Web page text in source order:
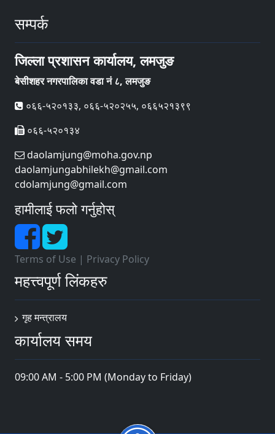
सम्पर्क
जिल्ला प्रशासन कार्यालय, लमजुङ
बेसीशहर नगरपालिका वडा नं ८, लमजुङ
०६६-५२०१३३, ०६६-५२०२५५, ०६६५२१३९९
०६६-५२०१३४
daolamjung@moha.gov.np
daolamjungabhilekh@gmail.com
cdolamjung@gmail.com
हामीलाई फलो गर्नुहोस्
Terms of Use | Privacy Policy
महत्त्वपूर्ण लिंकहरु
गृह मन्त्रालय
कार्यालय समय
09:00 AM - 5:00 PM (Monday to Friday)